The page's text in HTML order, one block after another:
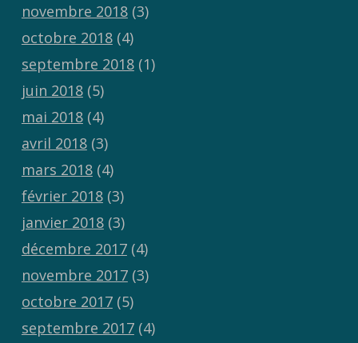
novembre 2018(3)
octobre 2018(4)
septembre 2018(1)
juin 2018(5)
mai 2018(4)
avril 2018(3)
mars 2018(4)
février 2018(3)
janvier 2018(3)
décembre 2017(4)
novembre 2017(3)
octobre 2017(5)
septembre 2017(4)